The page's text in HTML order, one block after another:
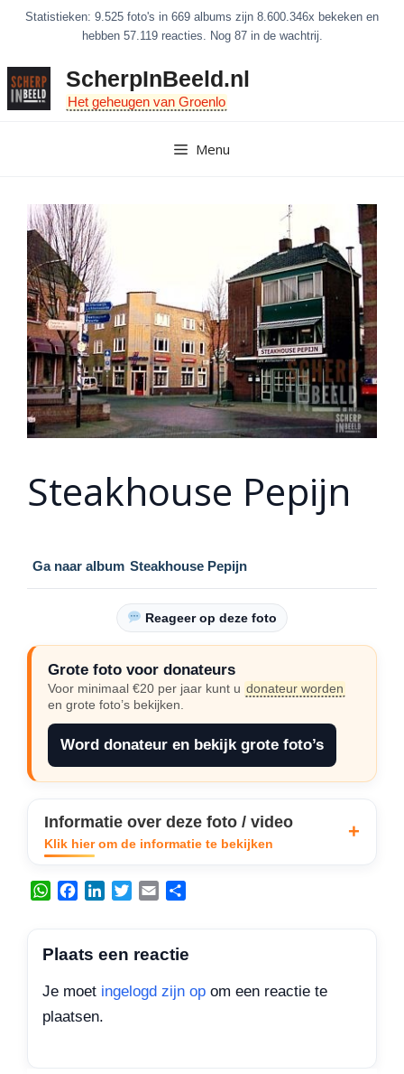
inhoud
Statistieken: 9.525 foto's in 669 albums zijn 8.600.346x bekeken en
hebben 57.119 reacties. Nog 87 in de wachtrij.
ScherpInBeeld.nl
Het geheugen van Groenlo
Menu
Steakhouse Pepijn
Ga naar album Steakhouse Pepijn
Reageer op deze foto
Grote foto voor donateurs
Voor minimaal €20 per jaar kunt u donateur worden
en grote foto’s bekijken.
Word donateur en bekijk grote foto’s
Informatie over deze foto / video
Klik hier om de informatie te bekijken
W
t
A
p
e
o
k
d
t
e
i
e
Plaats een reactie
Je moet ingelogd zijn op om een reactie te
plaatsen.